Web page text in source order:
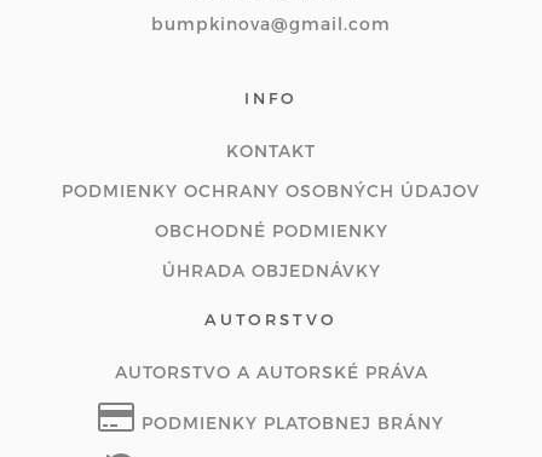
bumpkinova@gmail.com
INFO
KONTAKT
PODMIENKY OCHRANY OSOBNÝCH ÚDAJOV
OBCHODNÉ PODMIENKY
ÚHRADA OBJEDNÁVKY
AUTORSTVO
AUTORSTVO A AUTORSKÉ PRÁVA
PODMIENKY PLATOBNEJ BRÁNY